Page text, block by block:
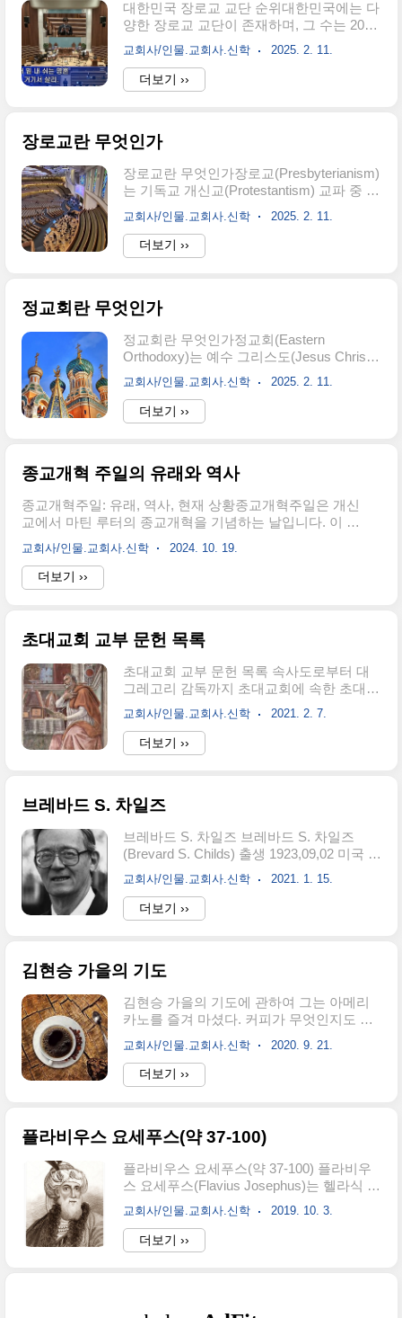
(Trinity) 신앙을 고백하는 기독교에 속합니
다. 대략적으로 설명하면 이렇습니다.서방
교회는 현재의 천주교, 즉 로마가톨릭을 말
하며, 동방교회는 정교회는 동방정교회, 또
는 러시아 정교회를 말합니다. 다 같은 말입
대한민국 장로교 교단 순위대한민국에는 다
양한 장로교 교단이 존재하며, 그 수는 2018
년 기준으로 최소 286개에 달합니다. 이러한
교단들은 신학적 입장과 역사적 배경에 따
라 다양한 특징을 지니고 있습니다. 장로교
교단의 수가 많은 이유는 신학적 견해 차이,
입니다. 이러한 분열의 역사는 한국 장로교
다. 각 교단은 독특한 신학적 입장과 전통을
가지고 있으며, 교인 수와 교회 수는 교단별
로 차이가 있습니다. 예를 들어, 대한예수교
대한민국에서 가장 큰 장로교 교단으로 알
교회사/인물.교회사.신학 2025. 2. 11.
더보기 ››
장로교란 무엇인가
장로교란 무엇인가장로교(Presbyterianism)
는 기독교 개신교(Protestantism) 교파 중 하
나로, 종교 개혁자 존 칼빈(John Calvin)의
신학적 사상에 기반을 둔 교회 체계를 따릅
니다. 장로교는 하나님의 주권(Sovereignty
of God), 성경의 절대적 권위(Authority of
한 치리(Congregational Governance)를 특
신교의 주요 교단 중 하나로 자리 잡고 있으
며, 신앙적, 사회적 책임을 강조하는 교회 전
통을 지니고 있습니다. 간단하게 설명하면
초대교회가 중세교회로 접어들면서 서방교
회(천주교)와 동방..
교회사/인물.교회사.신학 2025. 2. 11.
더보기 ››
정교회란 무엇인가
정교회란 무엇인가정교회(Eastern
Orthodoxy)는 예수 그리스도(Jesus Christ)
를 구세주로 믿는 기독교의 주요 분파 중 하
나로, 초기 교회의 전통과 신학을 계승하여
발전했습니다. 정교회는 '올바른 영광' 또는
'참된 신앙'이라는 뜻을 가진 헬라어 '오르소
(Worship)을 통해 신앙을 실천합니다. 이 교
며, 동유럽과 중동, 러시아, 발칸반도 등에서
중심적인 종교로 자리 잡고 있습니다. 특히
동방 정교회(Eastern Orthodox Church)와
교회사/인물.교회사.신학 2025. 2. 11.
더보기 ››
종교개혁 주일의 유래와 역사
종교개혁주일: 유래, 역사, 현재 상황종교개혁주일은 개신
교에서 마틴 루터의 종교개혁을 기념하는 날입니다. 이 날
은 1517년 10월 31일, 마틴 루터가 비텐베르크 교회의 정
문에 95개 조항 반박문을 붙인 사건을 기념합니다. 이 사
건은 로마 가톨릭교회의 부패, 특히 면죄부 판매에 대한 비
판으로 촉발된 것으로, 루터의 저항은 당시 유럽 기독교 사
하기 위한 일련의 신학적, 종교적 운동이었습니다. 특히 면
었으며, 이는 루터가 95개 조항을 발표하게 된 배경이 되
었습니다. 루터의 개혁은 이후 유럽 전역으로 확산되었고,
여러 신학자들—예를 들어, 칼뱅과 츠..
교회사/인물.교회사.신학 2024. 10. 19.
더보기 ››
초대교회 교부 문헌 목록
초대교회 교부 문헌 목록 속사도로부터 대
그레고리 감독까지 초대교회에 속한 초대교
회 교부들의 문헌 목록입니다. 한글로 번역
이 된 서적을 중심으로 정리했습니다. 교회
사적으로 그다지 중요하지 않는 문헌은 누
락될 수도 있습니다. 필자의 자의의 판단에
크를 걸었습니다. 한국교회 내에서 교부 문
기 때문에 전문성이나 양이 현저히 낮은 상
태입니다. 교부 문헌에 관심이 있는 분들에
게 간략한 정보를 제공하고자 만든 것입니
다. 초대교회 교부목록과 영어 목록은 하단
링크에서 확인 바랍니다. 초대교회 교부 문
헌..
교회사/인물.교회사.신학 2021. 2. 7.
더보기 ››
브레바드 S. 차일즈
브레바드 S. 차일즈 브레바드 S. 차일즈
(Brevard S. Childs) 출생 1923,09,02 미국 사
우스캐롤라이나 컬럼비아 사망 2007,06,23
미국 코네티켓 뉴헤이븐 B.A., M.A. 미시간
대학교(University of Michigan) (1947) B.D.
프린스턴 신학교(Princeton Theological
전공 세계적인 구약학자이다. 예일 대학교
학자 중 가장 영향력있는 인물이다. 차일즈
는 특별히 성경해석의 한 방법으로 정경비
평의 선구자로 유명하다. 이 해석은 성경의
을 두는 것이다...
교회사/인물.교회사.신학 2021. 1. 15.
더보기 ››
김현승 가을의 기도
김현승 가을의 기도에 관하여 그는 아메리
카노를 즐겨 마셨다. 커피가 무엇인지도 모
르는 사람이 더 많았던 시절. 시인은 시대의
아픔을 커피와 시로 달랬다. 그 시인의 이름
은 '김현승'이다. 평양에서 태어나 열 살이
되던 1922년, 목사인 아버지를 따라 광주로
향이 전주였다. 1897년 레이놀즈 선교사가
한 명이 김현승의 아버지 김창남이었다. 김
창국은 전주 서문교회 첫 신자였고, 교회의
기둥 역할을 톡톡히 해냈다. 전주 신흥학교
와 숭실학교를 거쳐 평양장로회신학교 8회
졸업생이 되었다. 전주 삼례교회를 섬기다
교회사/인물.교회사.신학 2020. 9. 21.
더보기 ››
플라비우스 요세푸스(약 37-100)
플라비우스 요세푸스(약 37-100) 플라비우
스 요세푸스(Flavius Josephus)는 헬라식 이
름인 플라비오스 이오세포스(Φλάβιος
Ιώσηπος)의 라틴식 이름이다. 그의 유대식
이름은 알려지지 않고 있다. 그리스저작에
자신이 남긴 글에는 이오세포스 마티우 파
교회사/인물.교회사.신학 2019. 10. 3.
더보기 ››